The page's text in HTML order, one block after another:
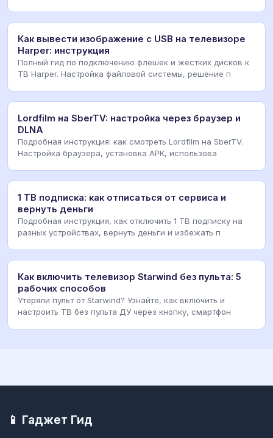
Как вывести изображение с USB на телевизоре
Harper: инструкция
Полный гид по подключению флешек и жестких дисков к
ТВ Harper. Настройка файловой системы, решение п
Lordfilm на SberTV: настройка через браузер и
DLNA
Подробная инструкция: как смотреть Lordfilm на SberTV.
Настройка браузера, установка APK, использова
1 ТВ подписка: как отписаться от сервиса и
вернуть деньги
Подробная инструкция, как отключить 1 ТВ подписку на
разных устройствах, вернуть деньги и избежать п
Как включить телевизор Starwind без пульта: 5
рабочих способов
Утеряли пульт от Starwind? Узнайте, как включить и
настроить ТВ без пульта ДУ через кнопку, смартфон
📱 Гаджет Гид